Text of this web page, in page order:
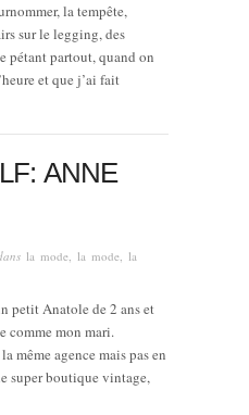
la tempête,
sur le legging, des
pétant partout, quand on
et que j’ai fait
ANNE
la mode, la mode, la
petit Anatole de 2 ans et
comme mon mari.
même agence mais pas en
super boutique vintage,